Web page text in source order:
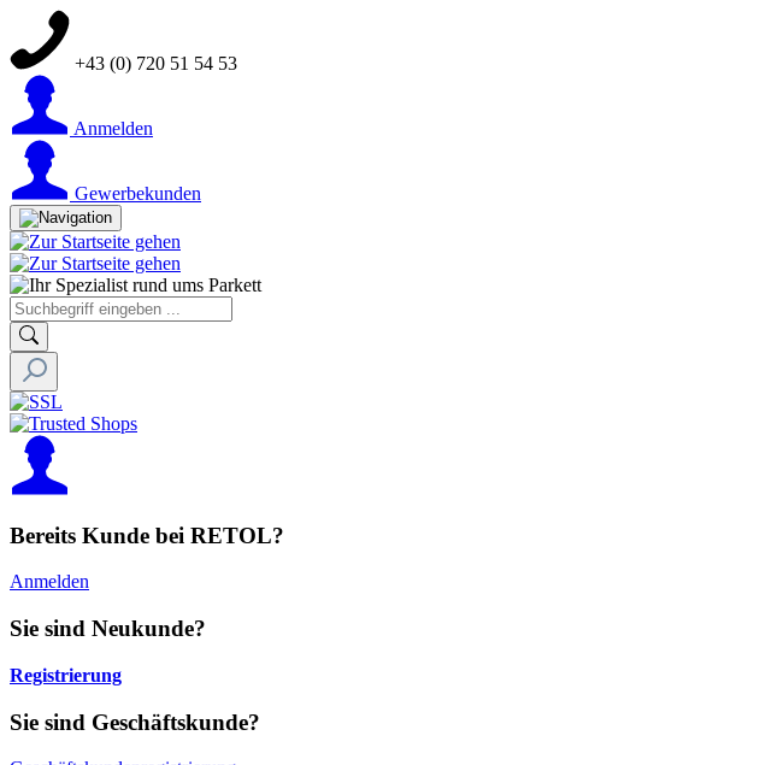
+43 (0) 720 51 54 53
Anmelden
Gewerbekunden
Bereits Kunde bei RETOL?
Anmelden
Sie sind Neukunde?
Registrierung
Sie sind Geschäftskunde?